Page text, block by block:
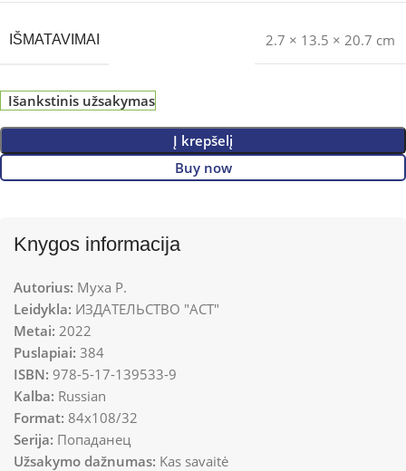
IŠMATAVIMAI 2.7 × 13.5 × 20.7 cm
Išankstinis užsakymas
Į krepšelį
Buy now
Knygos informacija
Autorius: Муха Р.
Leidykla: ИЗДАТЕЛЬСТВО "АСТ"
Metai: 2022
Puslapiai: 384
ISBN: 978-5-17-139533-9
Kalba: Russian
Format: 84x108/32
Serija: Попаданец
Užsakymo dažnumas: Kas savaitė